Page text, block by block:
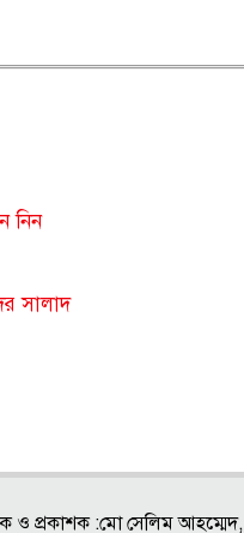
নিন
সালাদ
ও প্রকাশক :মো সেলিম আহম্মেদ,